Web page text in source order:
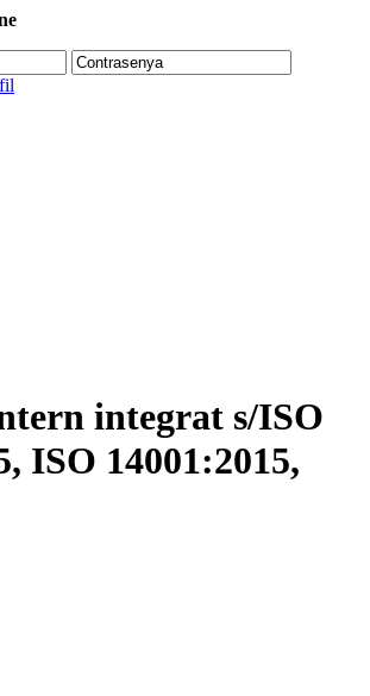
integrat s/ISO
ISO 14001:2015,